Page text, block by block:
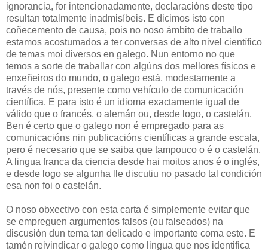
ignorancia, for intencionadamente, declaracións deste tipo
resultan totalmente inadmisíbeis. E dicimos isto con
coñecemento de causa, pois no noso ámbito de traballo
estamos acostumados a ter conversas de alto nivel científico
de temas moi diversos en galego. Nun entorno no que
temos a sorte de traballar con algúns dos mellores físicos e
enxeñeiros do mundo, o galego está, modestamente a
través de nós, presente como vehículo de comunicación
científica. E para isto é un idioma exactamente igual de
válido que o francés, o alemán ou, desde logo, o castelán.
Ben é certo que o galego non é empregado para as
comunicacións nin publicacións científicas a grande escala,
pero é necesario que se saiba que tampouco o é o castelán.
A lingua franca da ciencia desde hai moitos anos é o inglés,
e desde logo se algunha lle discutiu no pasado tal condición
esa non foi o castelán.
O noso obxectivo con esta carta é simplemente evitar que
se empreguen argumentos falsos (ou falseados) na
discusión dun tema tan delicado e importante coma este. E
tamén reivindicar o galego como lingua que nos identifica